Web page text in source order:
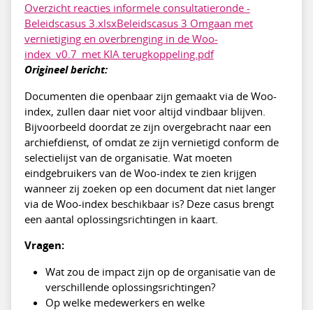
Overzicht reacties informele consultatieronde -
Beleidscasus 3.xlsxBeleidscasus 3 Omgaan met
vernietiging en overbrenging in de Woo-
index_v0.7_met KIA terugkoppeling.pdf
Origineel bericht:
Documenten die openbaar zijn gemaakt via de Woo-
index, zullen daar niet voor altijd vindbaar blijven.
Bijvoorbeeld doordat ze zijn overgebracht naar een
archiefdienst, of omdat ze zijn vernietigd conform de
selectielijst van de organisatie. Wat moeten
eindgebruikers van de Woo-index te zien krijgen
wanneer zij zoeken op een document dat niet langer
via de Woo-index beschikbaar is? Deze casus brengt
een aantal oplossingsrichtingen in kaart.
Vragen:
Wat zou de impact zijn op de organisatie van de
verschillende oplossingsrichtingen?
Op welke medewerkers en welke